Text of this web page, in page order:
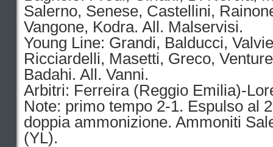
Salerno, Senese, Castellini,
Vangone, Kodra. All. Malservisi.
Young Line: Grandi, Balducci,
Ricciardelli, Masetti, Greco,
Badahi. All. Vanni.
Arbitri: Ferreira (Reggio Emilia)-
Note: primo tempo 2-1. Espulso al
doppia ammonizione. Ammoniti
(YL).